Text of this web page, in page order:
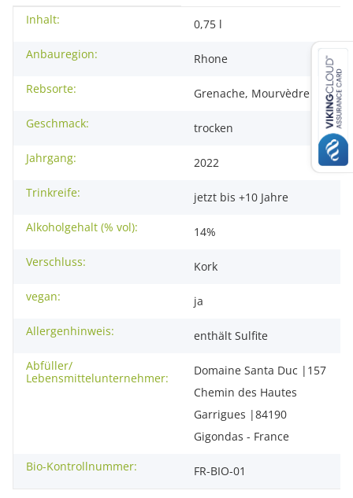
Produkteigenschaft
Wert
Inhalt:
0,75 l
Anbauregion:
Rhone
Rebsorte:
Grenache, Mourvèdre
Geschmack:
trocken
Jahrgang:
2022
Trinkreife:
jetzt bis +10 Jahre
Alkoholgehalt (% vol):
14%
Verschluss:
Kork
vegan:
ja
Allergenhinweis:
enthält Sulfite
Abfüller/
Lebensmittelunternehmer:
Domaine Santa Duc |157
Chemin des Hautes
Garrigues |84190
Gigondas - France
Bio-Kontrollnummer:
FR-BIO-01